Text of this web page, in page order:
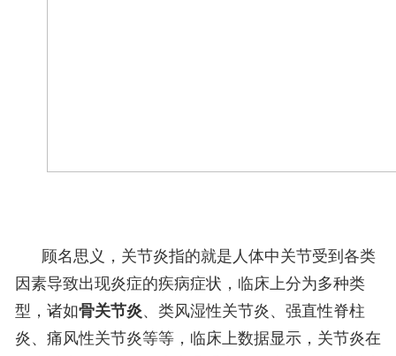
顾名思义，关节炎指的就是人体中关节受到各类
因素导致出现炎症的疾病症状，临床上分为多种类
型，诸如骨关节炎、类风湿性关节炎、强直性脊柱
炎、痛风性关节炎等等，临床上数据显示，关节炎在